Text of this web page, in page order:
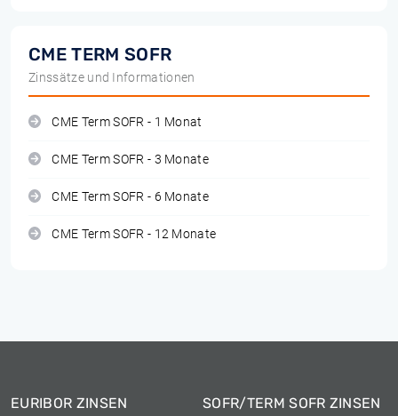
CME TERM SOFR
Zinssätze und Informationen
CME Term SOFR - 1 Monat
CME Term SOFR - 3 Monate
CME Term SOFR - 6 Monate
CME Term SOFR - 12 Monate
EURIBOR ZINSEN SOFR/TERM SOFR ZINSEN